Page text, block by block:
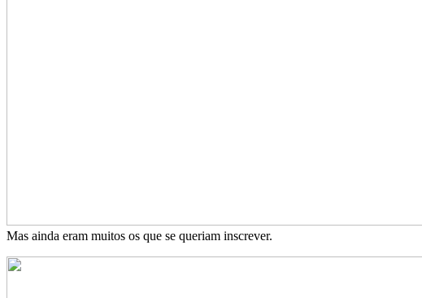
Mas ainda eram muitos os que se queriam inscrever.